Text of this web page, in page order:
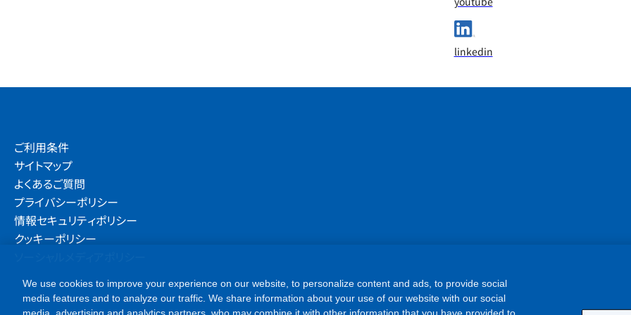
linkedin
ご利用条件
サイトマップ
よくあるご質問
プライバシーポリシー
情報セキュリティポリシー
クッキーポリシー
We use cookies to improve your experience on our website, to personalize content and ads, to provide social
media features and to analyze our traffic. We share information about your use of our website with our social